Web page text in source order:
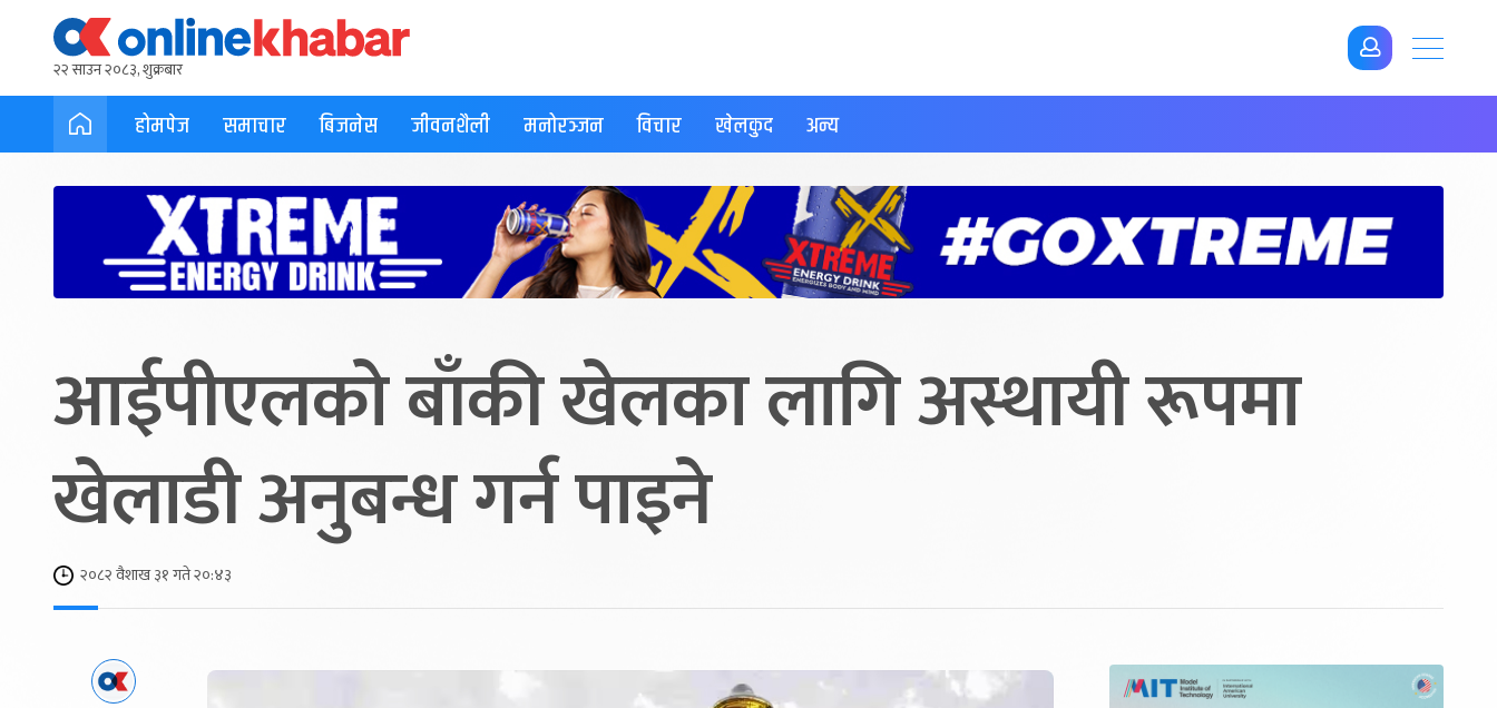
२२ साउन २०८३, शुक्रबार
होमपेज समाचार बिजनेस जीवनशैली मनोरञ्जन विचार खेलकुद अन्य
आईपीएलको बाँकी खेलका लागि अस्थायी रूपमा
खेलाडी अनुबन्ध गर्न पाइने
२०८२ वैशाख ३१ गते २०:४३